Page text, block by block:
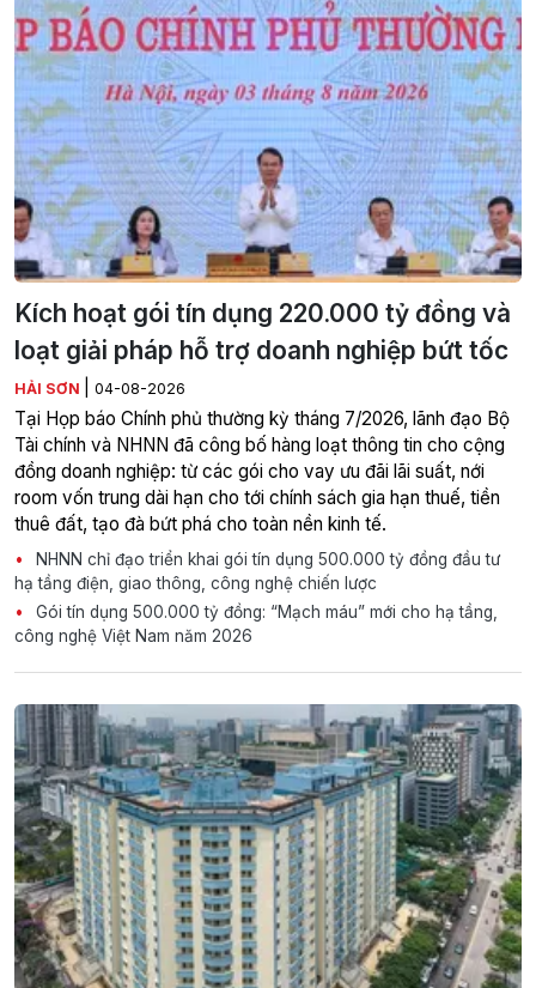
Kích hoạt gói tín dụng 220.000 tỷ đồng và
loạt giải pháp hỗ trợ doanh nghiệp bứt tốc
HẢI SƠN 04-08-2026
Tại Họp báo Chính phủ thường kỳ tháng 7/2026, lãnh đạo Bộ
Tài chính và NHNN đã công bố hàng loạt thông tin cho cộng
đồng doanh nghiệp: từ các gói cho vay ưu đãi lãi suất, nới
room vốn trung dài hạn cho tới chính sách gia hạn thuế, tiền
thuê đất, tạo đà bứt phá cho toàn nền kinh tế.
NHNN chỉ đạo triển khai gói tín dụng 500.000 tỷ đồng đầu tư
hạ tầng điện, giao thông, công nghệ chiến lược
Gói tín dụng 500.000 tỷ đồng: “Mạch máu” mới cho hạ tầng,
công nghệ Việt Nam năm 2026